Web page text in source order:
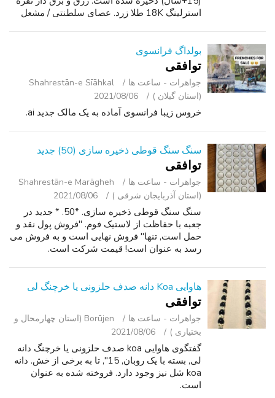
استرلینگ 18K طلا زرد. عصای سلطنتی / مشعل
بولداگ فرانسوی
توافقی
جواهرات - ساعت ‌ها
Shahrestān-e Sīāhkal
(استان گیلان )
2021/08/06
خروس زیبا فرانسوی آماده به یک مالک جدید ai.
سنگ سنگ قوطی ذخیره سازی (50) جدید
توافقی
جواهرات - ساعت ‌ها
Shahrestān-e Marāgheh
(استان آذربایجان شرقی )
2021/08/06
سنگ سنگ قوطی ذخیره سازی. *50. * جدید در
جعبه با حفاظت از لاستیک فوم. "فروش پول نقد و
حمل است, تنها" فروش نهایی است و به فروش می
رسد به عنوان است! قیمت شرکت است.
هاوایی Koa دانه صدف حلزونی یا خرچنگ لی
توافقی
جواهرات - ساعت ‌ها
Borūjen (استان چهارمحال و
بختیاری )
2021/08/06
گفتگوی هاوایی koa صدف حلزونی یا خرچنگ دانه
لی, بسته با یک روبان, 15", تا به برخی از خش. دانه
koa شل نیز وجود دارد. فروخته شده به عنوان
است.